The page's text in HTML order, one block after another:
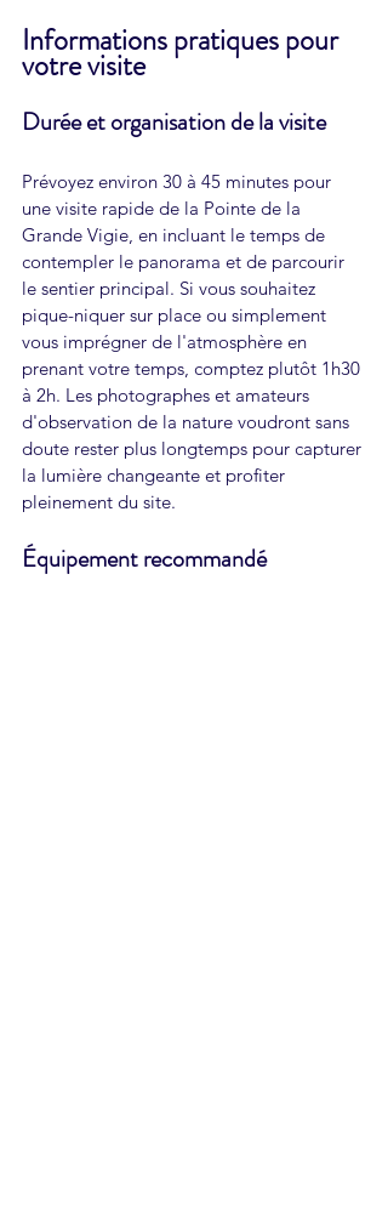
Informations pratiques pour
votre visite
Durée et organisation de la visite
Prévoyez environ 30 à 45 minutes pour
une visite rapide de la Pointe de la
Grande Vigie, en incluant le temps de
contempler le panorama et de parcourir
le sentier principal. Si vous souhaitez
pique-niquer sur place ou simplement
vous imprégner de l'atmosphère en
prenant votre temps, comptez plutôt 1h30
à 2h. Les photographes et amateurs
d'observation de la nature voudront sans
doute rester plus longtemps pour capturer
la lumière changeante et profiter
pleinement du site.
Équipement recommandé